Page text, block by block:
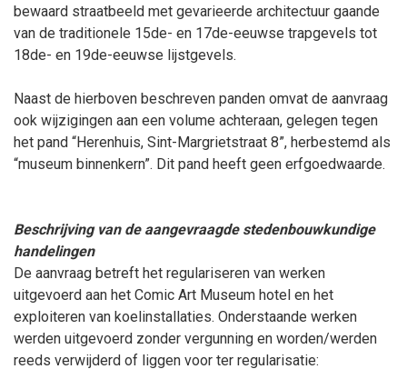
bewaard straatbeeld met gevarieerde architectuur gaande
van de traditionele 15de- en 17de-eeuwse trapgevels tot
18de- en 19de-eeuwse lijstgevels.
Naast de hierboven beschreven panden omvat de aanvraag
ook wijzigingen aan een volume achteraan, gelegen tegen
het pand “Herenhuis, Sint-Margrietstraat 8”, herbestemd als
“museum binnenkern”. Dit pand heeft geen erfgoedwaarde.
Beschrijving van de aangevraagde stedenbouwkundige
handelingen
De aanvraag betreft het regulariseren van werken
uitgevoerd aan het Comic Art Museum hotel en het
exploiteren van koelinstallaties. Onderstaande werken
werden uitgevoerd zonder vergunning en worden/werden
reeds verwijderd of liggen voor ter regularisatie: